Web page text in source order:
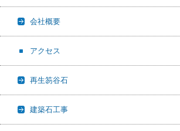
会社概要
アクセス
再生笏谷石
建築石工事